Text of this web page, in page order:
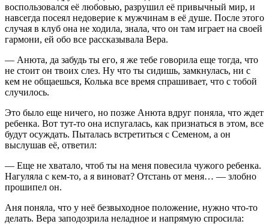
воспользовался её любовью, разрушил её привычный мир, и
навсегда посеял недоверие к мужчинам в её душе. После этого
случая в клуб она не ходила, знала, что он там играет на своей
гармони, ей обо все рассказывала Вера.
— Анюта, да забудь ты его, я же тебе говорила еще тогда, что
не стоит он твоих слез. Ну что ты сидишь, замкнулась, ни с
кем не общаешься, Колька все время спрашивает, что с тобой
случилось.
Это было еще ничего, но позже Анюта вдруг поняла, что ждет
ребенка. Вот тут-то она испугалась, как признаться в этом, все
будут осуждать. Пыталась встретиться с Семеном, а он
выслушав её, ответил:
— Еще не хватало, чтоб ты на меня повесила чужого ребенка.
Нагуляла с кем-то, а я виноват? Отстань от меня… — злобно
прошипел он.
Аня поняла, что у неё безвыходное положение, нужно что-то
делать. Вера заподозрила неладное и напрямую спросила: